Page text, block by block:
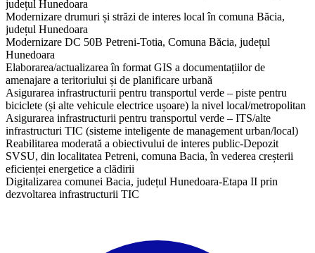
județul Hunedoara
Modernizare drumuri și străzi de interes local în comuna Băcia,
județul Hunedoara
Modernizare DC 50B Petreni-Totia, Comuna Băcia, județul
Hunedoara
Elaborarea/actualizarea în format GIS a documentațiilor de
amenajare a teritoriului și de planificare urbană
Asigurarea infrastructurii pentru transportul verde – piste pentru
biciclete (și alte vehicule electrice ușoare) la nivel local/metropolitan
Asigurarea infrastructurii pentru transportul verde – ITS/alte
infrastructuri TIC (sisteme inteligente de management urban/local)
Reabilitarea moderată a obiectivului de interes public-Depozit
SVSU, din localitatea Petreni, comuna Bacia, în vederea creșterii
eficienței energetice a clădirii
Digitalizarea comunei Bacia, județul Hunedoara-Etapa II prin
dezvoltarea infrastructurii TIC